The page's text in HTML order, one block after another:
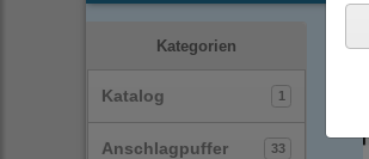
Kategorien
Katalog 1
Anschlagpuffer 33